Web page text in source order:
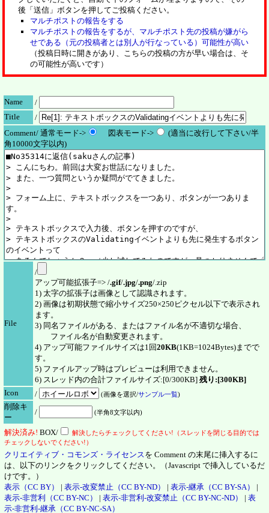
後「送信」ボタンを押してご投稿ください。
マルチポストの報告をする
マルチポストの報告をするが、マルチポスト先の投稿が嫌がら
せである（元の投稿者とは別人が行なっている）可能性が高い
（投稿日時に開きがあり、こちらの投稿の方が早い場合は、そ
の可能性が高いです）
Name
/
Title
/
Comment/ 通常モード->
図表モード->
(適当に改行して下さい/半
角10000文字以内)
File
/
アップ可能拡張子=> /.gif/.jpg/.png/.zip
1) 太字の拡張子は画像として認識されます。
2) 画像は初期状態で縮小サイズ250×250ピクセル以下で表示され
ます。
3) 同名ファイルがある、またはファイル名が不適切な場合、
ファイル名が自動変更されます。
4) アップ可能ファイルサイズは1回20KB(1KB=1024Bytes)までで
す。
5) ファイルアップ時はプレビューは利用できません。
6) スレッド内の合計ファイルサイズ:[0/300KB] 残り:[300KB]
Icon
/ (画像を選択/サンプル一覧)
削除キ
ー
/ (半角8文字以内)
解決済み! BOX/
解決したらチェックしてください!（スレッドを閉じる目的では
チェックしないでください!）
クリエイティブ・コモンズ・ライセンスを Comment の末尾に挿入するに
は、以下のリンクをクリックしてください。（Javascript で挿入しているだ
けです。）
表示（CC BY）
| 表示-改変禁止（CC BY-ND） | 表示-継承（CC BY-SA）
|
表示-非営利（CC BY-NC）
| 表示-非営利-改変禁止（CC BY-NC-ND） | 表
示-非営利-継承（CC BY-NC-SA）